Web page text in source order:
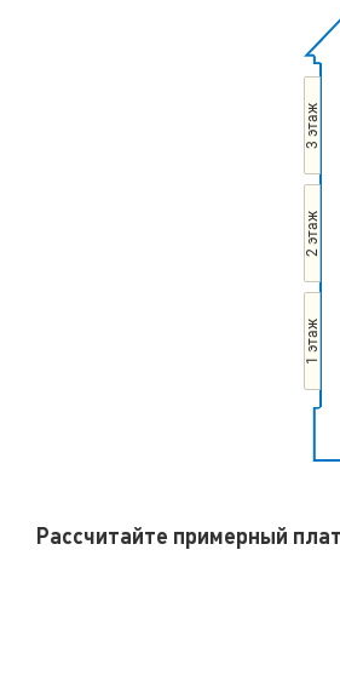
3 этаж
2 этаж
1 этаж
Рассчитайте примерный